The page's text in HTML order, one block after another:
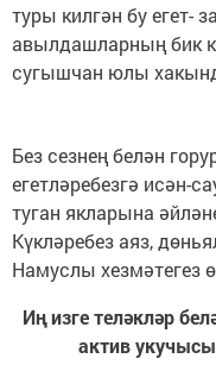
туры килгән бу
авылдашларның бик
сугышчан юлы
Без сезнең белән
егетләребезгә исән-
туган якларына
Күкләребез аяз,
Намуслы хезмәтегез
Иң изге теләкләр
актив